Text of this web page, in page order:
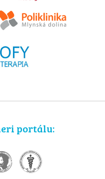
portálu: